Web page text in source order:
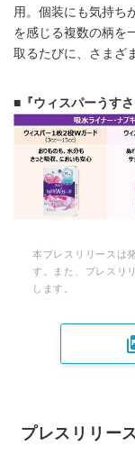
用。個装にも気持ち
を感じる複数の柄を
取るたびに、さまざ
■『ウィスパーうす
本プレスリリースは
す。また、プレスリ
します。
プレスリリー